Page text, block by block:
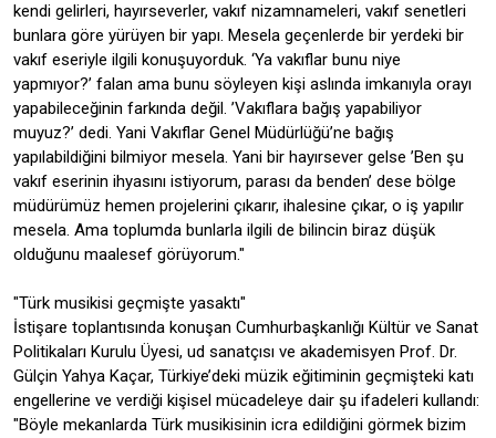
kendi gelirleri, hayırseverler, vakıf nizamnameleri, vakıf senetleri
bunlara göre yürüyen bir yapı. Mesela geçenlerde bir yerdeki bir
vakıf eseriyle ilgili konuşuyorduk. ‘Ya vakıflar bunu niye
yapmıyor?’ falan ama bunu söyleyen kişi aslında imkanıyla orayı
yapabileceğinin farkında değil. ’Vakıflara bağış yapabiliyor
muyuz?’ dedi. Yani Vakıflar Genel Müdürlüğü’ne bağış
yapılabildiğini bilmiyor mesela. Yani bir hayırsever gelse ’Ben şu
vakıf eserinin ihyasını istiyorum, parası da benden’ dese bölge
müdürümüz hemen projelerini çıkarır, ihalesine çıkar, o iş yapılır
mesela. Ama toplumda bunlarla ilgili de bilincin biraz düşük
olduğunu maalesef görüyorum."
"Türk musikisi geçmişte yasaktı"
İstişare toplantısında konuşan Cumhurbaşkanlığı Kültür ve Sanat
Politikaları Kurulu Üyesi, ud sanatçısı ve akademisyen Prof. Dr.
Gülçin Yahya Kaçar, Türkiye’deki müzik eğitiminin geçmişteki katı
engellerine ve verdiği kişisel mücadeleye dair şu ifadeleri kullandı:
"Böyle mekanlarda Türk musikisinin icra edildiğini görmek bizim